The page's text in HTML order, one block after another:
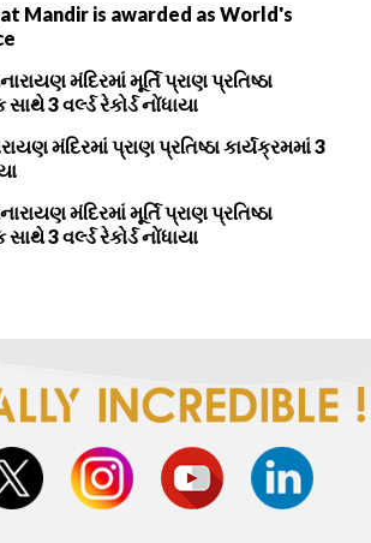
Mandir is awarded as World's
મંદિરમાં મૂર્તિ પ્રાણ પ્રતિષ્ઠા
3 વર્લ્ડ રેકોર્ડ નોંધાયા
મંદિરમાં પ્રાણ પ્રતિષ્ઠા કાર્યક્રમમાં 3
મંદિરમાં મૂર્તિ પ્રાણ પ્રતિષ્ઠા
3 વર્લ્ડ રેકોર્ડ નોંધાયા